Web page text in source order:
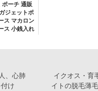
ポーチ 通販
ジェットポ
ス マカロン
ス 小銭入れ
、心肺
け
イクオス・育
イトの脱毛薄